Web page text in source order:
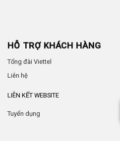
HỖ TRỢ KHÁCH HÀNG
Tổng đài Viettel
Liên hệ
LIÊN KẾT WEBSITE
Tuyển dụng